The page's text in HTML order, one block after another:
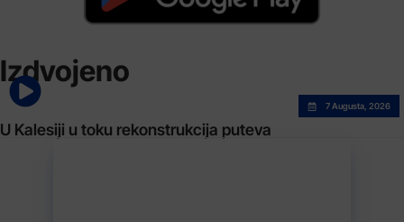
Izdvojeno
7 Augusta, 2026
U Kalesiji u toku rekonstrukcija puteva